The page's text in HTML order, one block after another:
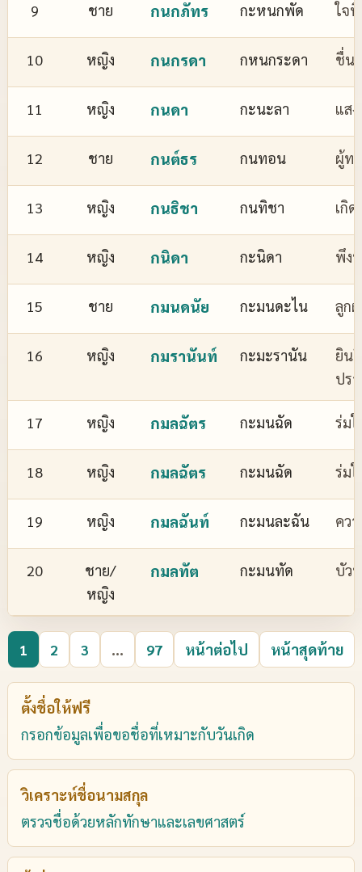
9 ชาย กนกภัทร กะหนกพัด ใจ
10 หญิง กนกรดา กหนกระดา ชื่น
11 หญิง กนดา กะนะลา แสง
12 ชาย กนต์ธร กนทอน ผู้ท
13 หญิง กนธิชา กนทิชา เกิด
14 หญิง กนิดา กะนิดา พึง
15 ชาย กมนดนัย กะมนดะไน ลูก
16 หญิง กมรานันท์ กะมะรานัน
ยิน
ปร
17 หญิง กมลฉัตร กะมนฉัด ร่มใ
18 หญิง กมลฉัตร กะมนฉัด ร่มใ
19 หญิง กมลฉันท์ กะมนละฉัน คว
20
ชาย/
หญิง
กมลทัต กะมนทัด บัว
1 2 3 ... 97 หน้าต่อไป หน้าสุดท้าย
ตั้งชื่อให้ฟรี
กรอกข้อมูลเพื่อขอชื่อที่เหมาะกับวันเกิด
วิเคราะห์ชื่อนามสกุล
ตรวจชื่อด้วยหลักทักษาและเลขศาสตร์